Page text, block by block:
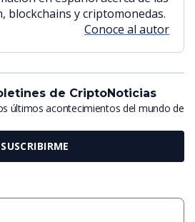
blockchains y criptomonedas.
Conoce al autor
de CriptoNoticias
últimos acontecimientos del mundo de
SUSCRIBIRME